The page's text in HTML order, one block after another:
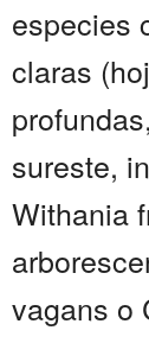
especies
claras
sureste,
Withania
vagans o